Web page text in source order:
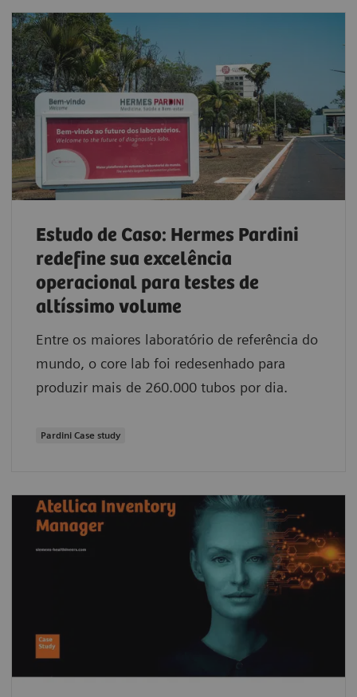
Estudo de Caso: Hermes Pardini
redefine sua excelência
operacional para testes de
altíssimo volume
Entre os maiores laboratório de referência do
mundo, o core lab foi redesenhado para
produzir mais de 260.000 tubos por dia.
Pardini Case study